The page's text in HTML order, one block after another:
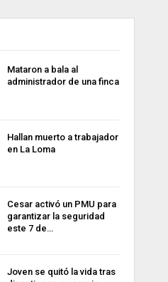
Mataron a bala al
administrador de una finca
Hallan muerto a trabajador
en La Loma
Cesar activó un PMU para
garantizar la seguridad
este 7 de…
Joven se quitó la vida tras